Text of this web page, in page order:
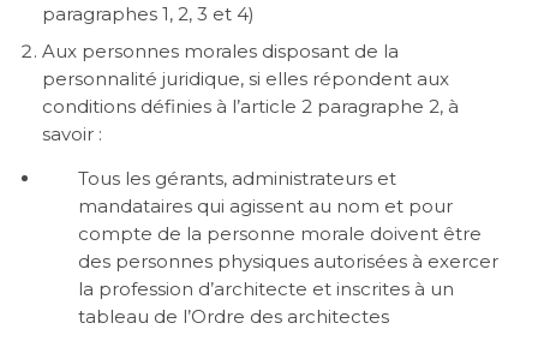
paragraphes 1, 2, 3 et 4)
Aux personnes morales disposant de la
personnalité juridique, si elles répondent aux
conditions définies à l’article 2 paragraphe 2, à
savoir :
Tous les gérants, administrateurs et
mandataires qui agissent au nom et pour
compte de la personne morale doivent être
des personnes physiques autorisées à exercer
la profession d’architecte et inscrites à un
tableau de l’Ordre des architectes